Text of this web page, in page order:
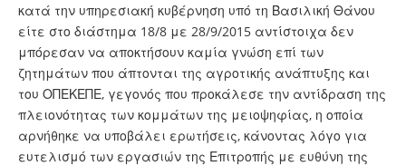
κατά την υπηρεσιακή κυβέρνηση υπό τη Βασιλική Θάνου
είτε στο διάστημα 18/8 με 28/9/2015 αντίστοιχα δεν
μπόρεσαν να αποκτήσουν καμία γνώση επί των
ζητημάτων που άπτονται της αγροτικής ανάπτυξης και
του ΟΠΕΚΕΠΕ, γεγονός που προκάλεσε την αντίδραση της
πλειονότητας των κομμάτων της μειοψηφίας, η οποία
αρνήθηκε να υποβάλει ερωτήσεις, κάνοντας λόγο για
ευτελισμό των εργασιών της Επιτροπής με ευθύνη της